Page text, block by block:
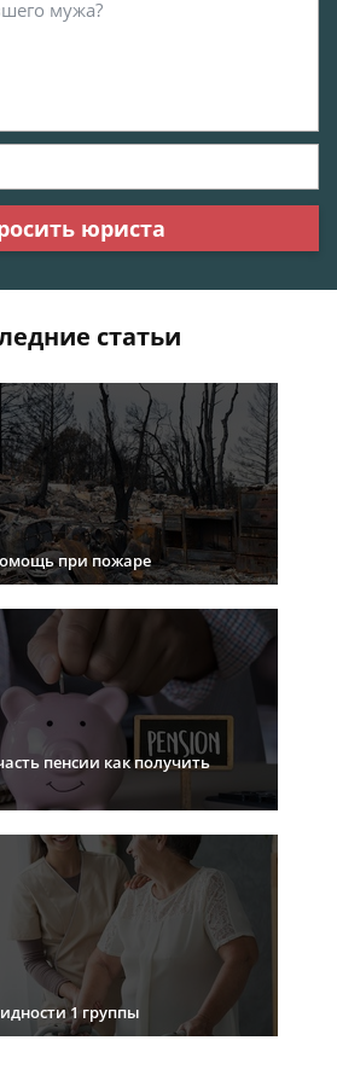
юриста
статьи
при пожаре
пенсии как получить
1 группы